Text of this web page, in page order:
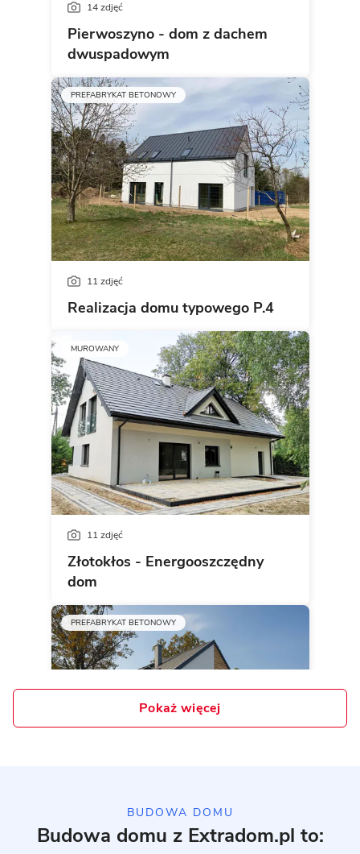
14 zdjęć
Pierwoszyno - dom z dachem
dwuspadowym
PREFABRYKAT BETONOWY
11 zdjęć
Realizacja domu typowego P.4
MUROWANY
11 zdjęć
Złotokłos - Energooszczędny
dom
PREFABRYKAT BETONOWY
Realizacja domu typowego P.5
Pokaż więcej
BUDOWA DOMU
Budowa domu z Extradom.pl to: